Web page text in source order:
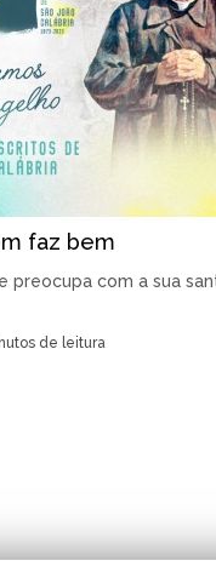
faz bem
preocupa com a sua
de leitura